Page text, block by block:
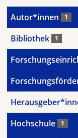
Autor*innen 1
Bibliothek 1
Hochschule 1